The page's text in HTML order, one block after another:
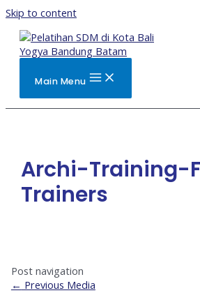
Skip to content
Main Menu
Archi-Training-
Trainers
Post navigation
← Previous Media